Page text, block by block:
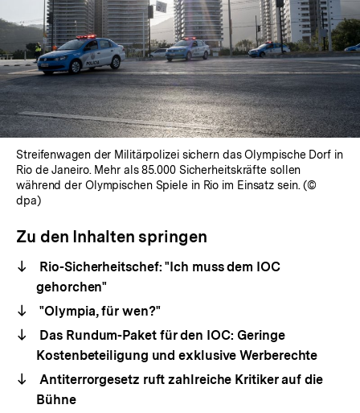
Streifenwagen der Militärpolizei sichern das Olympische Dorf in
Rio de Janeiro. Mehr als 85.000 Sicherheitskräfte sollen
während der Olympischen Spiele in Rio im Einsatz sein. (©
dpa)
Zu den Inhalten springen
Rio-Sicherheitschef: "Ich muss dem IOC
gehorchen"
"Olympia, für wen?"
Das Rundum-Paket für den IOC: Geringe
Kostenbeteiligung und exklusive Werberechte
Antiterrorgesetz ruft zahlreiche Kritiker auf die
Bühne